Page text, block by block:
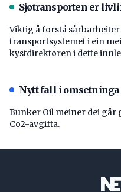
Sjøtransporten er
Viktig å forstå
transport­systemet i ein
kystdirektøren i dette
Nytt fall i
Bunker Oil meiner dei går
Co2-avgifta.